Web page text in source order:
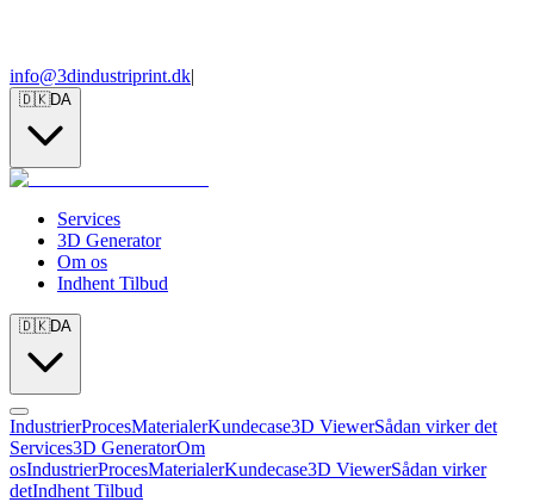
info@3dindustriprint.dk|
🇩🇰DA
Services
3D Generator
Om os
Indhent Tilbud
🇩🇰DA
IndustrierProcesMaterialerKundecase3D ViewerSådan virker det
Services3D GeneratorOm
osIndustrierProcesMaterialerKundecase3D ViewerSådan virker
detIndhent Tilbud